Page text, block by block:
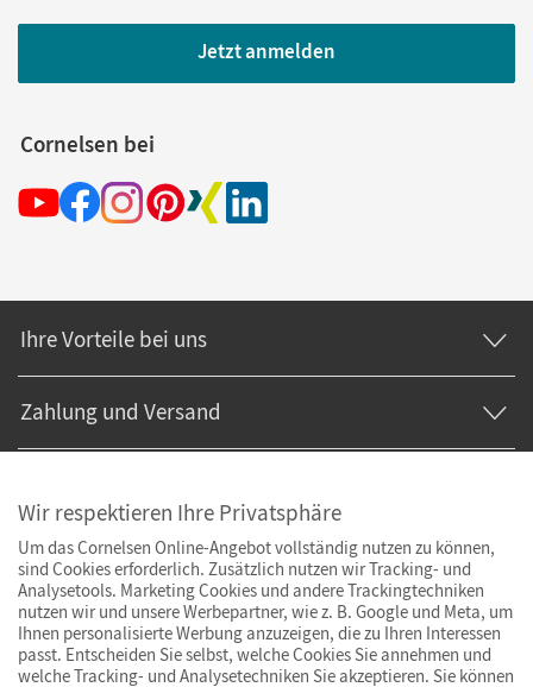
Jetzt anmelden
Cornelsen bei
Ihre Vorteile bei uns
Zahlung und Versand
Wir respektieren Ihre Privatsphäre
Um das Cornelsen Online-Angebot vollständig nutzen zu können,
sind Cookies erforderlich. Zusätzlich nutzen wir Tracking- und
Analysetools. Marketing Cookies und andere Trackingtechniken
nutzen wir und unsere Werbepartner, wie z. B. Google und Meta, um
Ihnen personalisierte Werbung anzuzeigen, die zu Ihren Interessen
passt. Entscheiden Sie selbst, welche Cookies Sie annehmen und
welche Tracking- und Analysetechniken Sie akzeptieren. Sie können